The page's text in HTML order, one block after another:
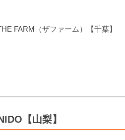
FARM（ザファーム）【千葉】
【山梨】